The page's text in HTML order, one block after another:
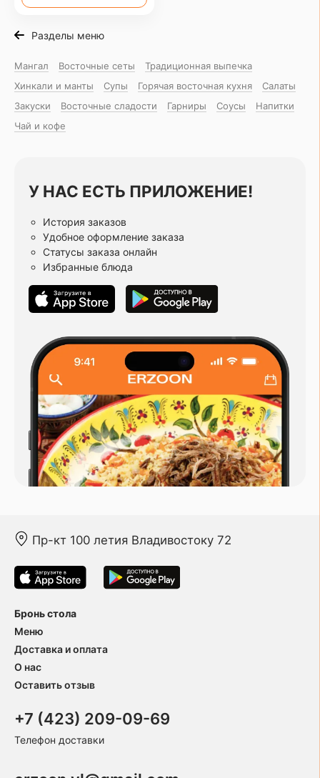
Разделы меню
Мангал Восточные сеты
Традиционная выпечка
Хинкали и манты
Супы Горячая восточная куxня
Салаты
Закуски
Восточные сладости Гарниры Соусы
Напитки
Чай и кофе
У НАС ЕСТЬ ПРИЛОЖЕНИЕ!
История заказов
Удобное оформление заказа
Статусы заказа онлайн
Избранные блюда
Пр-кт 100 летия Владивостоку 72
Бронь стола
Меню
Доставка и оплата
О нас
Оставить отзыв
+7 (423) 209-09-69
Телефон доставки